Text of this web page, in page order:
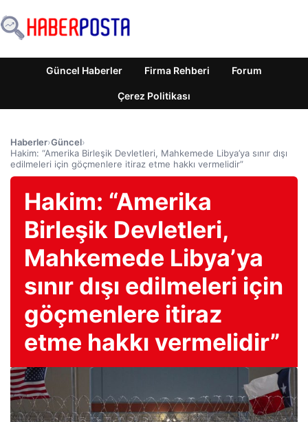
Güncel Haberler Firma Rehberi Forum
Çerez Politikası
Haberler›Güncel›
Hakim: “Amerika Birleşik Devletleri, Mahkemede Libya’ya sınır dışı
edilmeleri için göçmenlere itiraz etme hakkı vermelidir”
Hakim: “Amerika
Birleşik Devletleri,
Mahkemede Libya’ya
sınır dışı edilmeleri için
göçmenlere itiraz
etme hakkı vermelidir”